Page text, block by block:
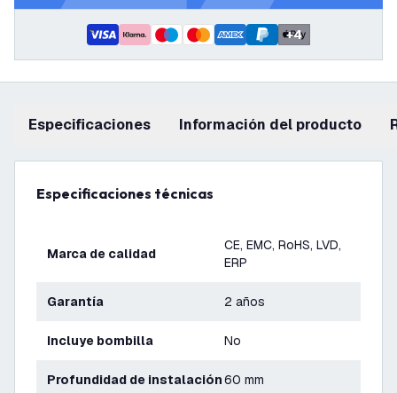
+4
Especificaciones información del producto
Especificaciones técnicas
Marca de calidad
CE, EMC, RoHS, LVD,
ERP
Garantía 2 años
Incluye bombilla No
Profundidad de instalación60 mm